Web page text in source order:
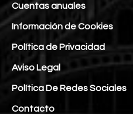
Cuentas anuales
Información de Cookies
Política de Privacidad
Aviso Legal
Política De Redes Sociales
Contacto